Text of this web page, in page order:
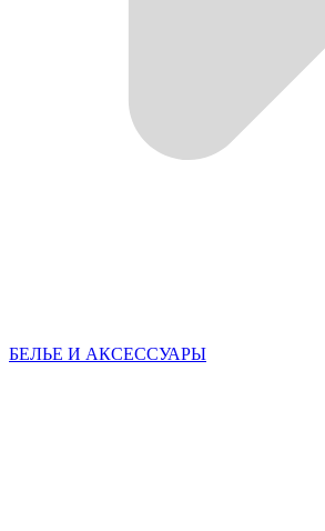
БЕЛЬЕ И АКСЕССУАРЫ